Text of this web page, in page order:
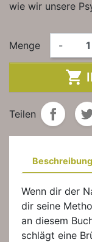
wie wir unsere
Menge -

Teilen
Beschreibung
Wenn dir der
dir seine
an diesem
schlägt eine